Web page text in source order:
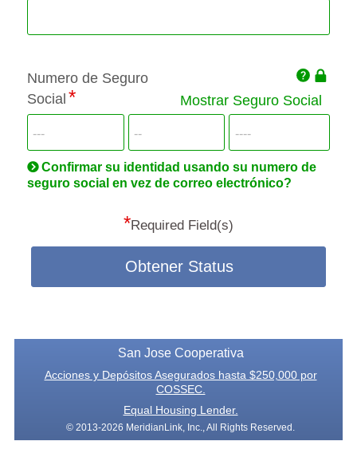
Numero de Seguro
Social
will
Click
for
more
Mostrar Seguro Social
Confirmar su identidad usando su numero de
seguro social en vez de correo electrónico?
*Required Field(s)
Obtener Status
San Jose Cooperativa
Acciones y Depósitos Asegurados hasta $250,000 por
COSSEC.
Equal Housing Lender.
© 2013-2026 MeridianLink, Inc., All Rights Reserved.